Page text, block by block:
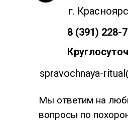
Мы ответим на
вопросы по
г.
8 (391) 228-
spravochnaya-